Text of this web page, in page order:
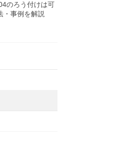
のろう付けは可
・事例を解説